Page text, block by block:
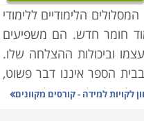
הלימודיים ללימודי
חומר חדש. הם משפיעים
וביכולות ההצלחה שלו.
הספר איננו דבר פשוט,
הילד לפצות על הקשיים
לקויות למידה - קורסים מקוונים